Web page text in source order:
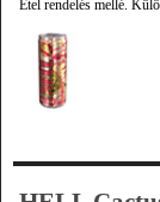
Étel rendelés mellé.